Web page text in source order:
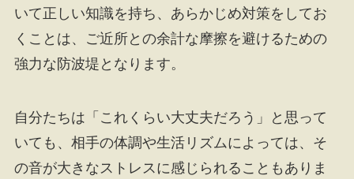
いて正しい知識を持ち、あらかじめ対策をしてお
くことは、ご近所との余計な摩擦を避けるための
強力な防波堤となります。
自分たちは「これくらい大丈夫だろう」と思って
いても、相手の体調や生活リズムによっては、そ
の音が大きなストレスに感じられることもありま